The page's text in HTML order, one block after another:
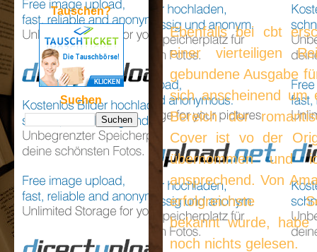
Ebenfalls bei cbt
einer vierteiligen
gebundene Ausgabe
sich anscheinend um
Bereich der
Cover ist vo der
übernommen
ansprechend. Von
erfolgreichste Self-
bekannt wurde, habe
noch nichts gelesen.
Tauschen?
Suchen